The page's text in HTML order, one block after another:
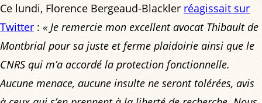
Ce lundi, Florence Bergeaud-Blackler réagissait sur
Twitter : « Je remercie mon excellent avocat Thibault de
Montbrial pour sa juste et ferme plaidoirie ainsi que le
CNRS qui m’a accordé la protection fonctionnelle.
Aucune menace, aucune insulte ne seront tolérées, avis